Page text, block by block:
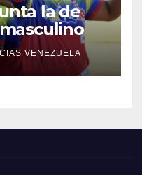
la de
VENEZUELA